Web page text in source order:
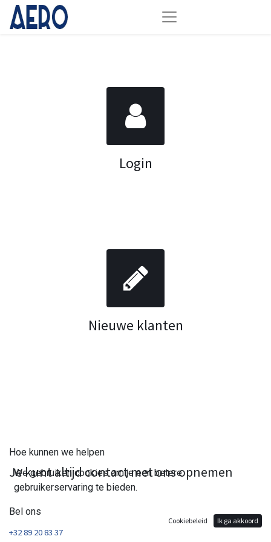
Login
Nieuwe klanten
Hoe kunnen we helpen
Je kunt altijd contact met ons opnemen
Bel ons
+32 89 20 83 37
We gebruiken cookies om je een betere
gebruikerservaring te bieden.
Cookiebeleid Ik ga akkoord